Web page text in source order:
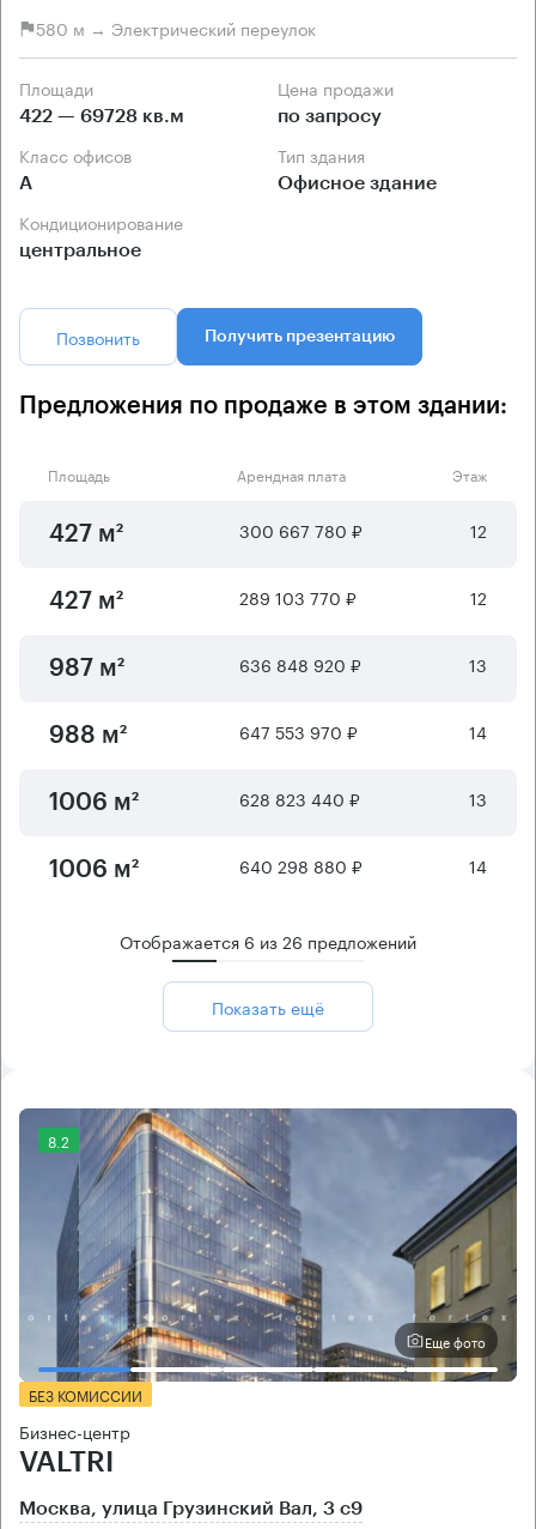
580 м → Электрический переулок
Площади
422 — 69728 кв.м
Цена продажи
по запросу
Класс офисов
А
Тип здания
Офисное здание
Кондиционирование
центральное
Позвонить Получить презентацию
Предложения по продаже в этом здании:
Площадь Арендная плата Этаж
427 м² 300 667 780 ₽ 12
427 м² 289 103 770 ₽ 12
987 м² 636 848 920 ₽ 13
988 м² 647 553 970 ₽ 14
1006 м² 628 823 440 ₽ 13
1006 м² 640 298 880 ₽ 14
Отображается 6 из26 предложений
Показать ещё
8.2
Еще фото
БЕЗ КОМИССИИ
Бизнес-центр
VALTRI
Москва, улица Грузинский Вал, 3 с9